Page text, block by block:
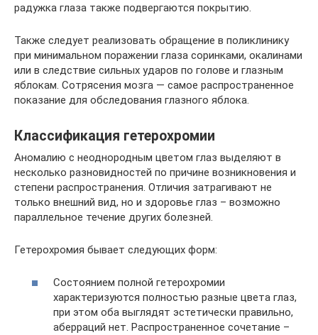
радужка глаза также подвергаются покрытию.
Также следует реализовать обращение в поликлинику
при минимальном поражении глаза соринками, окалинами
или в следствие сильных ударов по голове и глазным
яблокам. Сотрясения мозга — самое распространенное
показание для обследования глазного яблока.
Классификация гетерохромии
Аномалию с неоднородным цветом глаз выделяют в
несколько разновидностей по причине возникновения и
степени распространения. Отличия затрагивают не
только внешний вид, но и здоровье глаз – возможно
параллельное течение других болезней.
Гетерохромия бывает следующих форм:
Состоянием полной гетерохромии
характеризуются полностью разные цвета глаз,
при этом оба выглядят эстетически правильно,
аберраций нет. Распространенное сочетание –